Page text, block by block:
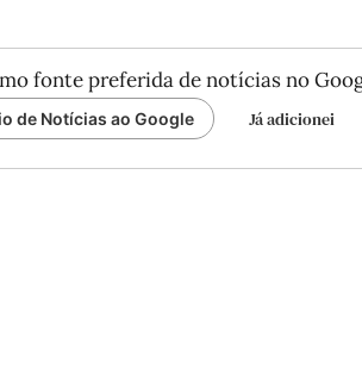
fonte preferida de notícias no
de Notícias ao Google Já adicionei